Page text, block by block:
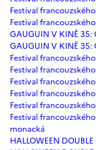
Festival
Festival
GAUGUIN V KINĚ 35:
GAUGUIN V KINĚ
Festival
Festival
Festival
Festival
Festival
Festival
monacká
HALLOWEEN